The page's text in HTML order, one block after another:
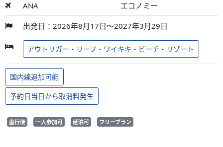
ANA エコノミー
出発日：2026年8月17日～2027年3月29日
アウトリガー・リーフ・ワイキキ・ビーチ・リゾート
国内線追加可能
予約日当日から取消料発生
直行便 一人参加可 延泊可 フリープラン